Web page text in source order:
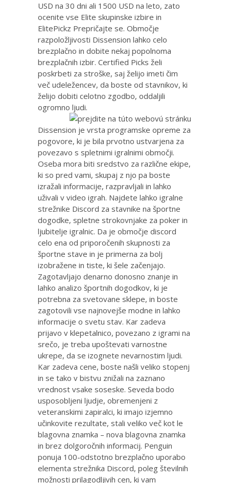
USD na 30 dni ali 1500 USD na leto, zato
ocenite vse Elite skupinske izbire in
ElitePickz Prepričajte se. Območje
razpoložljivosti Dissension lahko celo
brezplačno in dobite nekaj popolnoma
brezplačnih izbir. Certified Picks želi
poskrbeti za stroške, saj želijo imeti čim
več udeležencev, da boste od stavnikov, ki
želijo dobiti celotno zgodbo, oddaljili
ogromno ljudi.
Dissension je vrsta programske opreme za
pogovore, ki je bila prvotno ustvarjena za
povezavo s spletnimi igralnimi območji.
Oseba mora biti sredstvo za različne ekipe,
ki so pred vami, skupaj z njo pa boste
izražali informacije, razpravljali in lahko
uživali v video igrah. Najdete lahko igralne
strežnike Discord za stavnike na športne
dogodke, spletne strokovnjake za poker in
ljubitelje igralnic. Da je območje discord
celo ena od priporočenih skupnosti za
športne stave in je primerna za bolj
izobražene in tiste, ki šele začenjajo.
Zagotavljajo denarno donosno znanje in
lahko analizo športnih dogodkov, ki je
potrebna za svetovane sklepe, in boste
zagotovili vse najnovejše modne in lahko
informacije o svetu stav. Kar zadeva
prijavo v klepetalnico, povezano z igrami na
srečo, je treba upoštevati varnostne
ukrepe, da se izognete nevarnostim ljudi.
Kar zadeva cene, boste našli veliko stopenj
in se tako v bistvu znižali na zaznano
vrednost vsake soseske. Seveda bodo
usposobljeni ljudje, obremenjeni z
veteranskimi zapiralci, ki imajo izjemno
učinkovite rezultate, stali veliko več kot le
blagovna znamka – nova blagovna znamka
in brez dolgoročnih informacij. Penguin
ponuja 100-odstotno brezplačno uporabo
elementa strežnika Discord, poleg številnih
možnosti prilagodljivih cen, ki vam